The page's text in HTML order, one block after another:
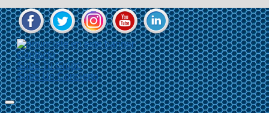
Contacto
Sube Tu Grupo
Sube Un Concierto